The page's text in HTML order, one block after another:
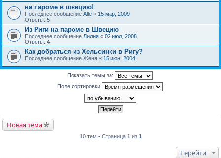
на пароме в швецию!
Последнее сообщение Alle « 15 мар, 2009
Ответы: 5
Из Риги на пароме в Швецию
Последнее сообщение Лилия « 02 июл, 2008
Ответы: 4
Как добраться из Хельсинки в Ригу?
Последнее сообщение Женя « 15 июн, 2004
Показать темы за:
Поле сортировки
Новая тема
10 тем • Страница 1 из 1
Перейти